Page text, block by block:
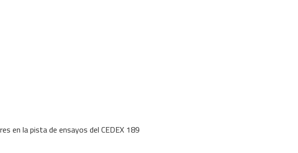
en la pista de ensayos del CEDEX 189